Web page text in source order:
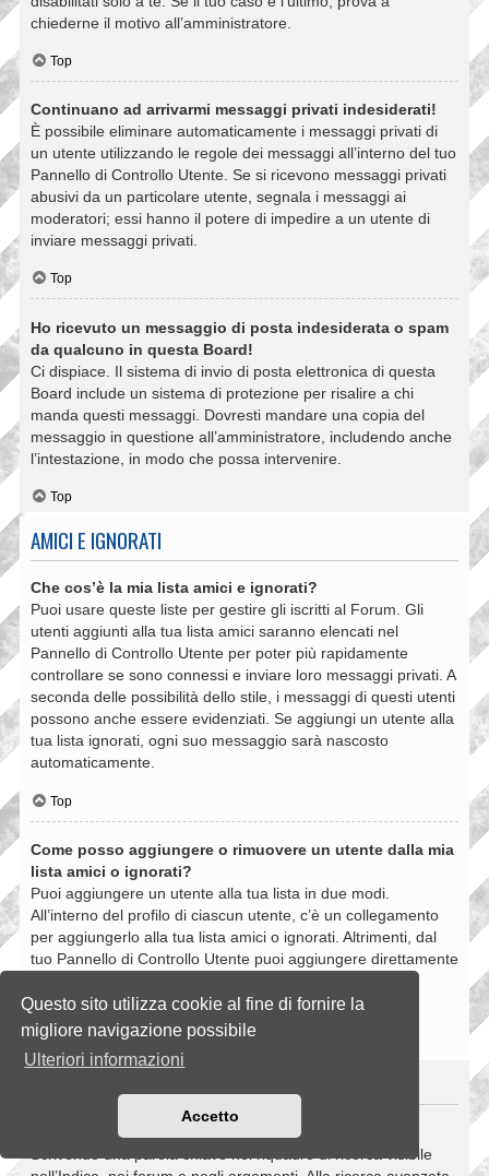
Questo sito utilizza cookie al fine di fornire la
migliore navigazione possibile
Ulteriori informazioni
Accetto
chiederne il motivo all’amministratore.
Top
Continuano ad arrivarmi messaggi privati indesiderati!
È possibile eliminare automaticamente i messaggi privati ​​di
un utente utilizzando le regole dei messaggi all’interno del tuo
Pannello di Controllo Utente. Se si ricevono messaggi privati ​​
abusivi da un particolare utente, segnala i messaggi ai
moderatori; essi hanno il potere di impedire a un utente di
inviare messaggi privati​​.
Top
Ho ricevuto un messaggio di posta indesiderata o spam
da qualcuno in questa Board!
Ci dispiace. Il sistema di invio di posta elettronica di questa
Board include un sistema di protezione per risalire a chi
manda questi messaggi. Dovresti mandare una copia del
messaggio in questione all’amministratore, includendo anche
l’intestazione, in modo che possa intervenire.
Top
AMICI E IGNORATI
Che cos’è la mia lista amici e ignorati?
Puoi usare queste liste per gestire gli iscritti al Forum. Gli
utenti aggiunti alla tua lista amici saranno elencati nel
Pannello di Controllo Utente per poter più rapidamente
controllare se sono connessi e inviare loro messaggi privati. A
seconda delle possibilità dello stile, i messaggi di questi utenti
possono anche essere evidenziati. Se aggiungi un utente alla
tua lista ignorati, ogni suo messaggio sarà nascosto
automaticamente.
Top
Come posso aggiungere o rimuovere un utente dalla mia
lista amici o ignorati?
Puoi aggiungere un utente alla tua lista in due modi.
All’interno del profilo di ciascun utente, c’è un collegamento
per aggiungerlo alla tua lista amici o ignorati. Altrimenti, dal
tuo Pannello di Controllo Utente puoi aggiungere direttamente
rimuovere un utente dalla lista dalla stessa pagina.
Top
Come si fanno le ricerche nella Board?
Scrivendo una parola chiave nel riquadro di ricerca visibile